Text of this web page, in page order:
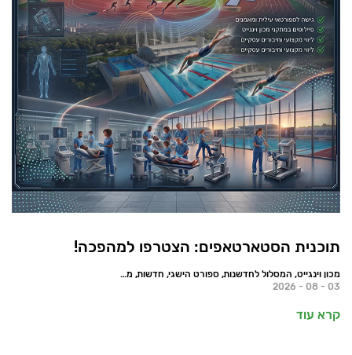
תוכנית הסטארטאפים: הצטרפו למהפכה!
מכון וינגייט, המסלול לחדשנות, ספורט הישגי, חדשות, מאמרים
03 - 08 - 2026
קרא עוד